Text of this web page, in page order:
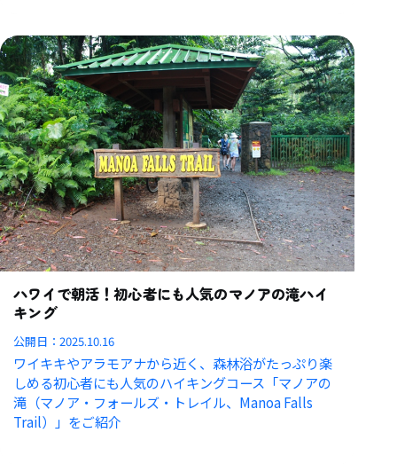
ハワイで朝活！初心者にも人気のマノアの滝ハイ
キング
公開日：2025.10.16
ワイキキやアラモアナから近く、森林浴がたっぷり楽
しめる初心者にも人気のハイキングコース「マノアの
滝（マノア・フォールズ・トレイル、Manoa Falls
Trail）」をご紹介